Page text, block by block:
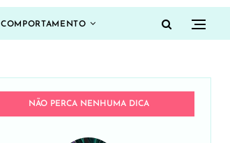
COMPORTAMENTO
NÃO PERCA NENHUMA DICA